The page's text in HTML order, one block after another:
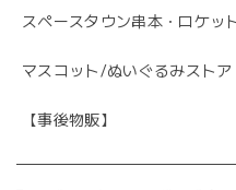
スペースタウン串本・ロケッ
マスコット/ぬいぐるみストア
【事後物販】